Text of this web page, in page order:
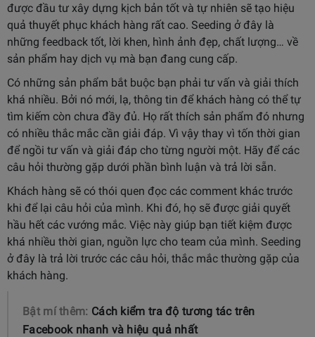
được đầu tư xây dựng kịch bản tốt và tự nhiên sẽ tạo hiệu
quả thuyết phục khách hàng rất cao. Seeding ở đây là
những feedback tốt, lời khen, hình ảnh đẹp, chất lượng… về
sản phẩm hay dịch vụ mà bạn đang cung cấp.
Có những sản phẩm bắt buộc bạn phải tư vấn và giải thích
khá nhiều. Bởi nó mới, lạ, thông tin để khách hàng có thể tự
tìm kiếm còn chưa đầy đủ. Họ rất thích sản phẩm đó nhưng
có nhiều thắc mắc cần giải đáp. Vì vậy thay vì tốn thời gian
để ngồi tư vấn và giải đáp cho từng người một. Hãy để các
câu hỏi thường gặp dưới phần bình luận và trả lời sẵn.
Khách hàng sẽ có thói quen đọc các comment khác trước
khi để lại câu hỏi của mình. Khi đó, họ sẽ được giải quyết
hầu hết các vướng mắc. Việc này giúp bạn tiết kiệm được
khá nhiều thời gian, nguồn lực cho team của mình. Seeding
ở đây là trả lời trước các câu hỏi, thắc mắc thường gặp của
khách hàng.
Bật mí thêm: Cách kiểm tra độ tương tác trên
Facebook nhanh và hiệu quả nhất